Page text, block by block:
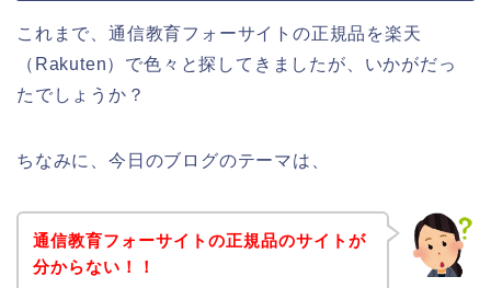
これまで、通信教育フォーサイトの正規品を楽天
（Rakuten）で色々と探してきましたが、いかがだっ
たでしょうか？
ちなみに、今日のブログのテーマは、
通信教育フォーサイトの正規品のサイトが
分からない！！